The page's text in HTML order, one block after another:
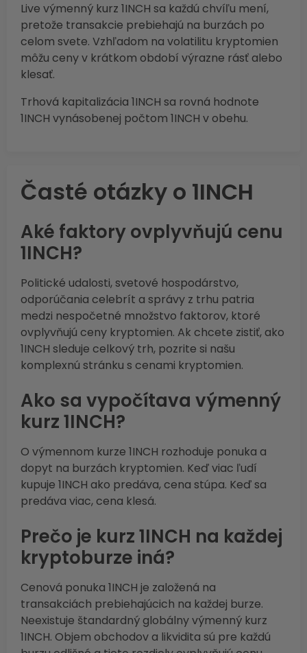
Live výmenný kurz 1INCH sa každú chvíľu mení,
pretože transakcie prebiehajú na burzách po
celom svete. Vzhľadom na volatilitu kryptomien
môžu ceny v krátkom období výrazne rásť alebo
klesať.
Trhová kapitalizácia 1INCH sa rovná hodnote
1INCH vynásobenej počtom 1INCH v obehu.
Časté otázky o 1INCH
Aké faktory ovplyvňujú cenu
1INCH?
Politické udalosti, svetové hospodárstvo,
odporúčania celebrít a správy z trhu patria
medzi nespočetné množstvo faktorov, ktoré
ovplyvňujú ceny kryptomien. Ak chcete zistiť, ako
1INCH sleduje celkový trh, pozrite si našu
komplexnú stránku s cenami kryptomien.
Ako sa vypočítava výmenný
kurz 1INCH?
O výmennom kurze 1INCH rozhoduje ponuka a
dopyt na burzách kryptomien. Keď viac ľudí
kupuje 1INCH ako predáva, cena stúpa. Keď sa
predáva viac, cena klesá.
Prečo je kurz 1INCH na každej
kryptoburze iná?
Cenová ponuka 1INCH je založená na
transakciách prebiehajúcich na každej burze.
Neexistuje štandardný globálny výmenný kurz
1INCH. Objem obchodov a likvidita sú pre každú